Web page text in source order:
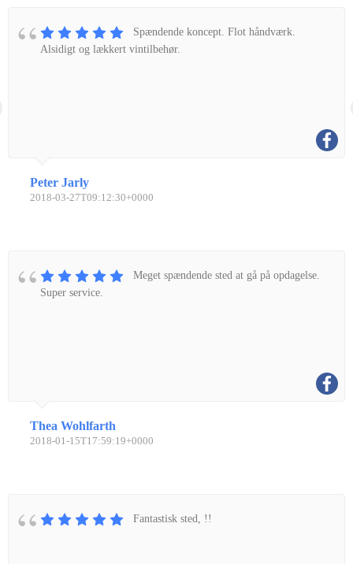
Spændende koncept. Flot håndværk.
Alsidigt og lækkert vintilbehør.
Peter Jarly
2018-03-27T09:12:30+0000
Meget spændende sted at gå på opdagelse.
Super service.
Thea Wohlfarth
2018-01-15T17:59:19+0000
Fantastisk sted, !!